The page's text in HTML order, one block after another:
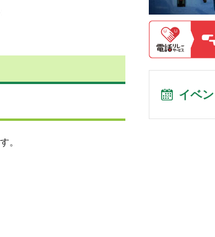
。
イベ